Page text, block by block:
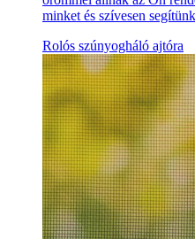
minket és szívesen
Rolós szúnyogháló ajtóra